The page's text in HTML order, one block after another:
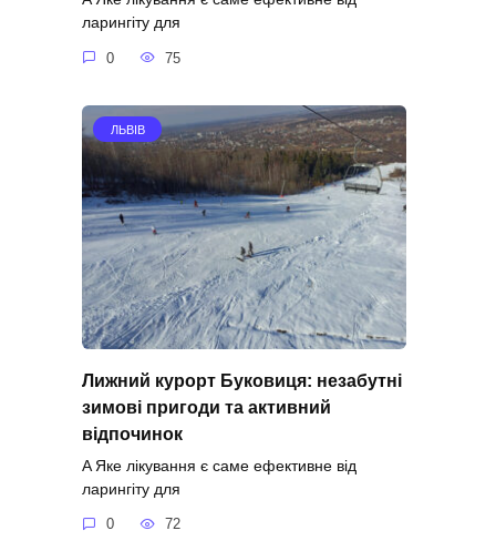
ларингіту для
0 75
ЛЬВІВ
Лижний курорт Буковиця: незабутні
зимові пригоди та активний
відпочинок
A Яке лікування є саме ефективне від
ларингіту для
0 72